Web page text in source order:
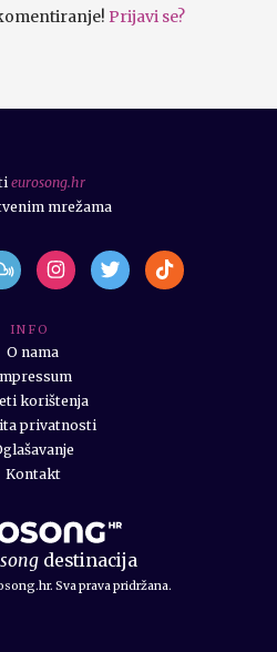
Prijavi se?
destinacija
Sva prava pridržana.
I N F O
O nama
korištenja
privatnosti
Kontakt
eurosong.hr
mrežama